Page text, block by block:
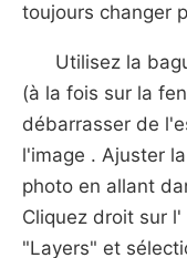
toujours changer
Utilisez la
(à la fois sur la
débarrasser de
l'image . Ajuster
photo en allant
Cliquez droit sur
"Layers" et